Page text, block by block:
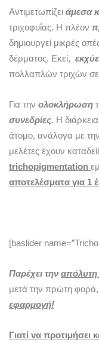
Αντιμετωπίζει άμεσα
τριχοφυΐας. Η πλέον
δημιουργεί μικρές
δέρματος. Εκεί,
πολλαπλών τριχών σε
Για την ολοκλήρωση
συνεδρίες. Η
άτομο, ανάλογα με
μελέτες έχουν
trichopigmentation
αποτελέσματα για 1
[baslider
Παρέχει την
μετά την πρώτη φορά,
εφαρμογή!
Γιατί να